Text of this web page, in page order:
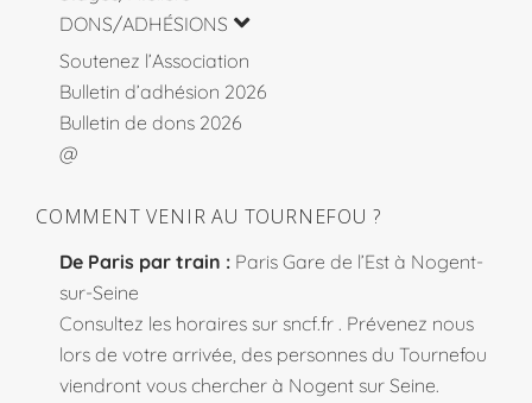
DONS/ADHÉSIONS
Soutenez l’Association
Bulletin d’adhésion 2026
Bulletin de dons 2026
@
COMMENT VENIR AU TOURNEFOU ?
De Paris par train : Paris Gare de l’Est à Nogent-
sur-Seine
Consultez les horaires sur sncf.fr . Prévenez nous
lors de votre arrivée, des personnes du Tournefou
viendront vous chercher à Nogent sur Seine.